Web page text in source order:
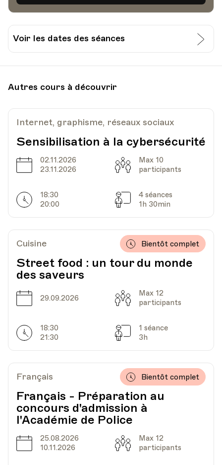
Voir les dates des séances
Escaliers du Marché 25, Lausanne
Autres cours à découvrir
Internet, graphisme, réseaux sociaux
Sensibilisation à la cybersécurité
Date
02.11.2026
23.11.2026
Capacité
Max 10
participants
Horarires
18:30
20:00
Séances
4 séances
1h 30min
Cuisine
Street food : un tour du monde
des saveurs
Bientôt complet
Date
29.09.2026 Capacité
Max 12
participants
Horarires
18:30
21:30
Séances
1 séance
3h
Français
Français - Préparation au
concours d'admission à
l'Académie de Police
Bientôt complet
Date
25.08.2026
10.11.2026
Capacité
Max 12
participants